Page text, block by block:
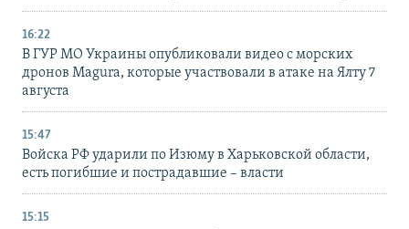
16:22
В ГУР МО Украины опубликовали видео с морских
дронов Magura, которые участвовали в атаке на Ялту 7
августа
15:47
Войска РФ ударили по Изюму в Харьковской области,
есть погибшие и пострадавшие – власти
15:15